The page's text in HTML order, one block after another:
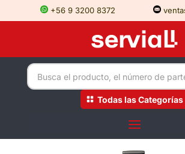
+56 9 3200 8372
Todas las Categorías